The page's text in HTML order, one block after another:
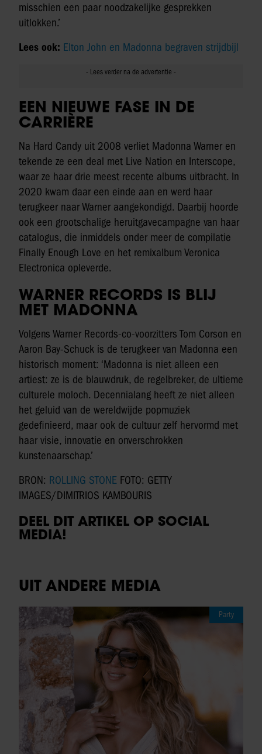
misschien een paar noodzakelijke gesprekken
uitlokken.’
Lees ook: Elton John en Madonna begraven strijdbijl
EEN NIEUWE FASE IN DE
CARRIÈRE
Na Hard Candy uit 2008 verliet Madonna Warner en
tekende ze een deal met Live Nation en Interscope,
waar ze haar drie meest recente albums uitbracht. In
2020 kwam daar een einde aan en werd haar
terugkeer naar Warner aangekondigd. Daarbij hoorde
ook een grootschalige heruitgavecampagne van haar
catalogus, die inmiddels onder meer de compilatie
Finally Enough Love en het remixalbum Veronica
Electronica opleverde.
WARNER RECORDS IS BLIJ
MET MADONNA
Volgens Warner Records-co-voorzitters Tom Corson en
Aaron Bay-Schuck is de terugkeer van Madonna een
historisch moment: ‘Madonna is niet alleen een
artiest: ze is de blauwdruk, de regelbreker, de ultieme
culturele moloch. Decennialang heeft ze niet alleen
het geluid van de wereldwijde popmuziek
gedefinieerd, maar ook de cultuur zelf hervormd met
haar visie, innovatie en onverschrokken
kunstenaarschap.’
BRON: ROLLING STONE FOTO: GETTY
IMAGES/DIMITRIOS KAMBOURIS
DEEL DIT ARTIKEL OP SOCIAL
MEDIA!
UIT ANDERE MEDIA
Party